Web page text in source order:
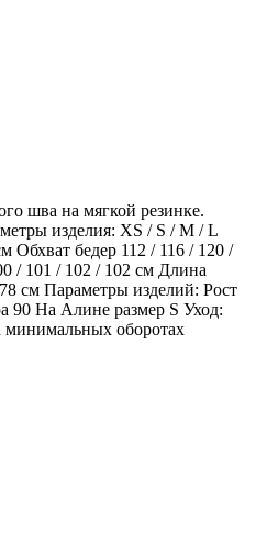
шва на мягкой резинке.
изделия: XS / S / M / L
Обхват бедер 112 / 116 / 120 /
/ 101 / 102 / 102 см Длина
см Параметры изделий: Рост
90 На Алине размер S Уход:
минимальных оборотах